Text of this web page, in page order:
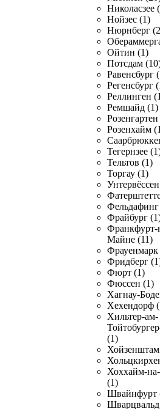
Николасзее
Нойзес (1)
Нюрнберг
Ойтин (1)
Потсдам
Равенсбург
Регенсбург
Реллинген
Ремшайд (1)
Розенхайм
Тегернзее
Тельтов (1)
Торгау (1)
Фельдафинг
Фрайбург
Франкфурт-
Майне (11)
Фрауенмарк
Фридберг
Фюрт (1)
Фюссен (1)
Хагнау-
Хехендорф
Хильтер-ам-
(1)
Хоххайм-
(1)
Швайнфурт